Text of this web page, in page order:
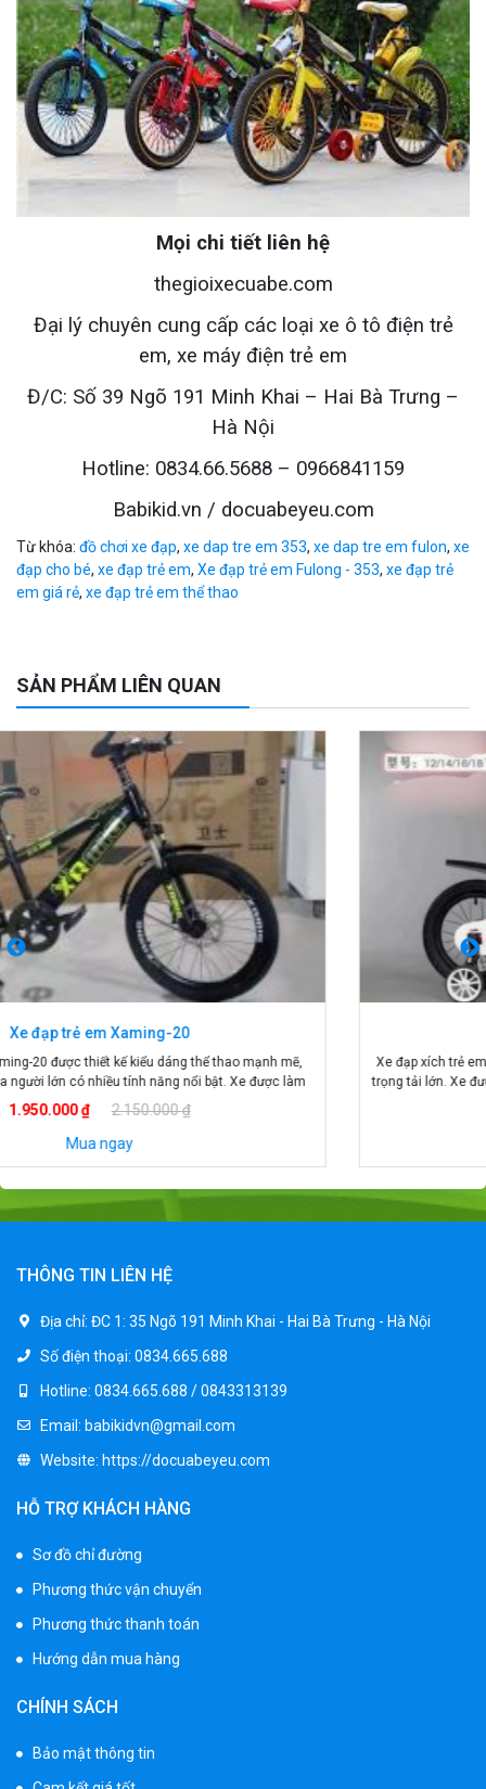
Mọi chi tiết liên hệ
thegioixecuabe.com
Đại lý chuyên cung cấp các loại xe ô tô điện trẻ
em, xe máy điện trẻ em
Đ/C: Số 39 Ngõ 191 Minh Khai – Hai Bà Trưng –
Hà Nội
Hotline: 0834.66.5688 – 0966841159
Babikid.vn / docuabeyeu.com
Từ khóa: đồ chơi xe đạp, xe dap tre em 353, xe dap tre em fulon, xe
đạp cho bé, xe đạp trẻ em, Xe đạp trẻ em Fulong - 353, xe đạp trẻ
em giá rẻ, xe đạp trẻ em thể thao
SẢN PHẨM LIÊN QUAN
Xe đạp xích trẻ em 145
Xe đạp xích trẻ em 145 khung xe được làm bằng hợp kim cao cấp, chịu
trọng tải lớn. Xe được thiết kế 2 bánh to và 2 bánh phụ vững chắc cho bé
thoải mái vui chơi. Yên xe có thể tang giảm cao thấp phù hợp với độ tuổi
của bé. Xe đạp […]
Giá: 1.150.000 ₫
THÔNG TIN LIÊN HỆ
Địa chỉ: ĐC 1: 35 Ngõ 191 Minh Khai - Hai Bà Trưng - Hà Nội
Số điện thoại: 0834.665.688
Hotline: 0834.665.688 / 0843313139
Email: babikidvn@gmail.com
Website: https://docuabeyeu.com
HỖ TRỢ KHÁCH HÀNG
Sơ đồ chỉ đường
Phương thức vận chuyển
Phương thức thanh toán
Hướng dẫn mua hàng
CHÍNH SÁCH
Bảo mật thông tin